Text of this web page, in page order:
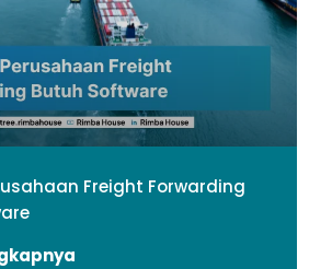
Freight Forwarding